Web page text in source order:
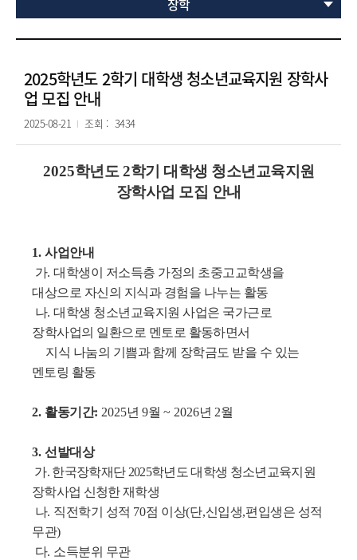
장학
2025학년도 2학기 대학생 청소년교육지원 장학사
업 모집 안내
2025-08-21 조회 : 3434
2025학년도 2학기 대학생 청소년교육지원
장학사업 모집 안내
1. 사업안내
가. 대학생이 저소득층 가정의 초중고교학생을
대상으로 자신의 지식과 경험을 나누는 활동
나. 대학생 청소년교육지원 사업은 국가근로
장학사업의 일환으로 멘토로 활동하면서
지식 나눔의 기쁨과 함께 장학금도 받을 수 있는
멘토링 활동
2. 활동기간: 2025년 9월 ~ 2026년 2월
3. 선발대상
가. 한국장학재단 2025학년도 대학생 청소년교육지원
장학사업 신청한 재학생
나. 직전학기 성적 70점 이상(단,신입생,편입생은 성적
무관)
다. 소득분위 무관